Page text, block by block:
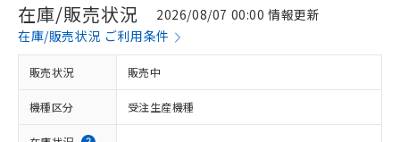
在庫/販売状況
2026/08/07 00:00 情報更新
在庫/販売状況 ご利用条件
販売状況 販売中
機種区分 受注生産機種